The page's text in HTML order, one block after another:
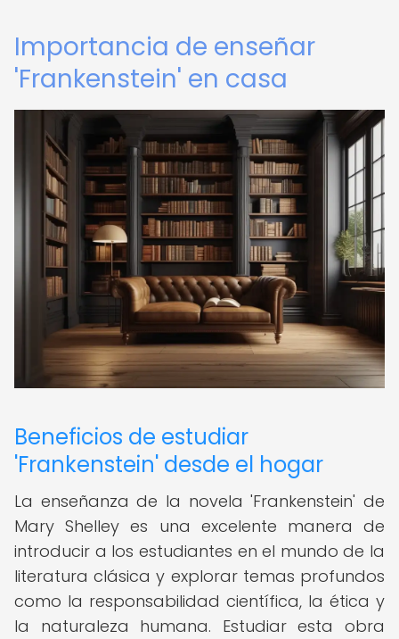
Importancia de enseñar
'Frankenstein' en casa
Beneficios de estudiar
'Frankenstein' desde el hogar
La enseñanza de la novela 'Frankenstein' de
Mary Shelley es una excelente manera de
introducir a los estudiantes en el mundo de la
literatura clásica y explorar temas profundos
como la responsabilidad científica, la ética y
la naturaleza humana. Estudiar esta obra